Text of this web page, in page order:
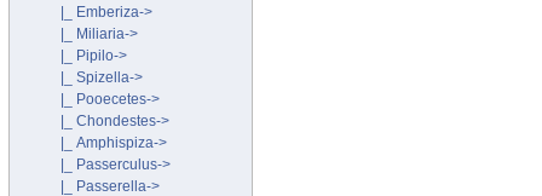
|_ Emberiza->
|_ Miliaria->
|_ Pipilo->
|_ Spizella->
|_ Pooecetes->
|_ Chondestes->
|_ Amphispiza->
|_ Passerculus->
|_ Passerella->